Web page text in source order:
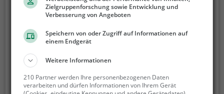
Zielgruppenforschung sowie Entwicklung und
Verbesserung von Angeboten
Speichern von oder Zugriff auf Informationen auf
einem Endgerät
Weitere Informationen
210 Partner werden Ihre personenbezogenen Daten
verarbeiten und dürfen Informationen von Ihrem Gerät